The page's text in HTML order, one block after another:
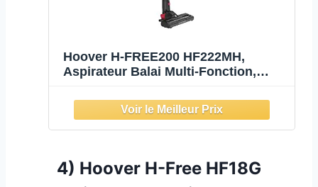
Hoover H-FREE200 HF222MH,
Aspirateur Balai Multi-Fonction,
Minutes, Grande Capacité 0,7L, Ultra
Léger 2,3kg, 76 DB, Brosse
motorisée, Exclusivité Position Pa
4) Hoover H-Free HF18G